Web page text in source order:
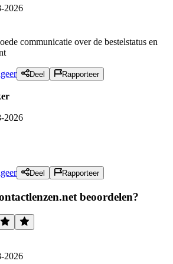
2026
communicatie over de bestelstatus en
Deel Rapporteer
2026
Deel Rapporteer
beoordelen?
2026